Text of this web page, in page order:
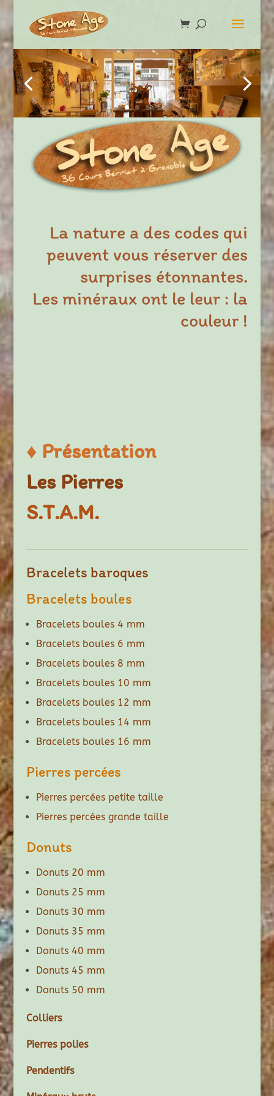
La nature a des codes qui
peuvent vous réserver des
surprises étonnantes.
Les minéraux ont le leur : la
couleur !
♦ Présentation
Les Pierres
S.T.A.M.
Bracelets baroques
Bracelets boules
Bracelets boules 4 mm
Bracelets boules 6 mm
Bracelets boules 8 mm
Bracelets boules 10 mm
Bracelets boules 12 mm
Bracelets boules 14 mm
Bracelets boules 16 mm
Pierres percées
Pierres percées petite taille
Pierres percées grande taille
Donuts
Donuts 20 mm
Donuts 25 mm
Donuts 30 mm
Donuts 35 mm
Donuts 40 mm
Donuts 45 mm
Donuts 50 mm
Colliers
Pierres polies
Pendentifs